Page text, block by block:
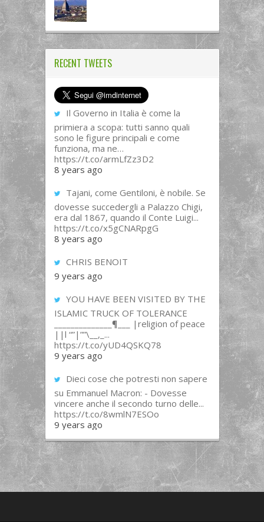
RECENT TWEETS
Il Governo in Italia è come la
primiera a scopa: tutti sanno quali
sono le figure principali e come
funziona, ma ne…
https://t.co/armLfZz3D2
8 years ago
Tajani, come Gentiloni, è nobile. Se
dovesse succedergli a Palazzo Chigi,
era dal 1867, quando il Conte Luigi...
https://t.co/x5gCNARpgG
8 years ago
CHRIS BENOIT
9 years ago
YOU HAVE BEEN VISITED BY THE
ISLAMIC TRUCK OF TOLERANCE
______________¶___ |religion of peace
||l “”|””\__,_...
https://t.co/yUD4QSKQ78
9 years ago
Dieci cose che potresti non sapere
su Emmanuel Macron: - Dovesse
vincere anche il secondo turno delle...
https://t.co/8wmlN7ESOo
9 years ago